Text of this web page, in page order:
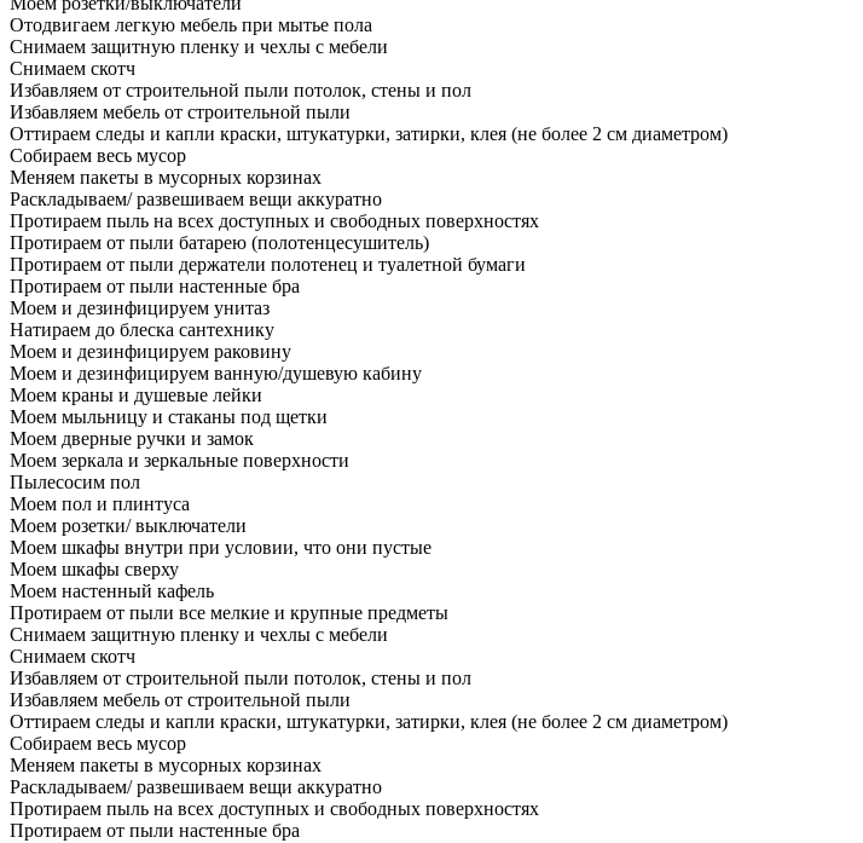
Отодвигаем легкую мебель при мытье пола
Снимаем защитную пленку и чехлы с мебели
Снимаем скотч
Избавляем от строительной пыли потолок, стены и пол
Избавляем мебель от строительной пыли
Оттираем следы и капли краски, штукатурки, затирки, клея (не более 2 см диаметром)
Собираем весь мусор
Меняем пакеты в мусорных корзинах
Раскладываем/ развешиваем вещи аккуратно
Протираем пыль на всех доступных и свободных поверхностях
Протираем от пыли батарею (полотенцесушитель)
Протираем от пыли держатели полотенец и туалетной бумаги
Протираем от пыли настенные бра
Моем и дезинфицируем унитаз
Натираем до блеска сантехнику
Моем и дезинфицируем раковину
Моем и дезинфицируем ванную/душевую кабину
Моем краны и душевые лейки
Моем мыльницу и стаканы под щетки
Моем дверные ручки и замок
Моем зеркала и зеркальные поверхности
Пылесосим пол
Моем пол и плинтуса
Моем розетки/ выключатели
Моем шкафы внутри при условии, что они пустые
Моем шкафы сверху
Моем настенный кафель
Протираем от пыли все мелкие и крупные предметы
Снимаем защитную пленку и чехлы с мебели
Снимаем скотч
Избавляем от строительной пыли потолок, стены и пол
Избавляем мебель от строительной пыли
Оттираем следы и капли краски, штукатурки, затирки, клея (не более 2 см диаметром)
Собираем весь мусор
Меняем пакеты в мусорных корзинах
Раскладываем/ развешиваем вещи аккуратно
Протираем пыль на всех доступных и свободных поверхностях
Протираем от пыли настенные бра